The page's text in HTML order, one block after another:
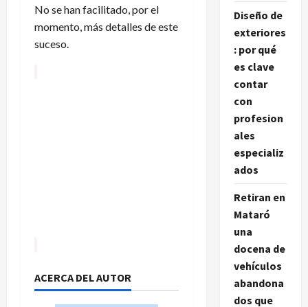
No se han facilitado, por el
momento, más detalles de este
suceso.
ACERCA DEL AUTOR
Diseño de
exteriores
: por qué
es clave
contar
con
profesion
ales
especializ
ados
Retiran en
Mataró
una
docena de
vehículos
abandona
dos que